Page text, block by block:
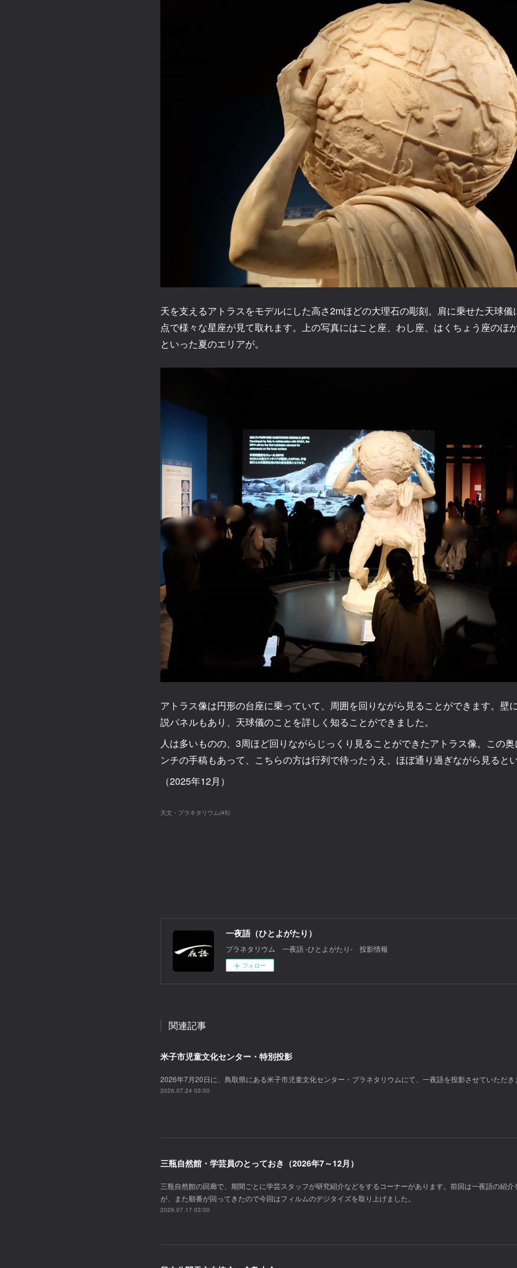
天を支えるアトラスをモデルにした高さ2mほどの大理石の彫刻。肩に乗せた天球
点で様々な星座が見て取れます。上の写真にはこと座、わし座、はくちょう座のほ
といった夏のエリアが。
アトラス像は円形の台座に乗っていて、周囲を回りながら見ることができます。壁
説パネルもあり、天球儀のことを詳しく知ることができました。
人は多いものの、3周ほど回りながらじっくり見ることができたアトラス像。この
ンチの手稿もあって、こちらの方は行列で待ったうえ、ほぼ通り過ぎながら見ると
（2025年12月）
天文・プラネタリウム(45)
一夜語（ひとよがたり）
プラネタリウム 一夜語 -ひとよがたり‐ 投影情報
フォロー
関連記事
米子市児童文化センター・特別投影
2026年7月20日に、鳥取県にある米子市児童文化センター・プラネタリウムにて、一夜語を投影させていただき
2026.07.24 03:00
三瓶自然館・学芸員のとっておき（2026年7～12月）
三瓶自然館の回廊で、期間ごとに学芸スタッフが研究紹介などをするコーナーがあります。前回は一夜語の紹介
が、また順番が回ってきたので今回はフィルムのデジタイズを取り上げました。
2026.07.17 03:00